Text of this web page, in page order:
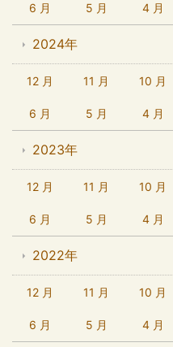
6 月 5 月 4 月
2024年
12 月 11 月 10 月
6 月 5 月 4 月
2023年
12 月 11 月 10 月
6 月 5 月 4 月
2022年
12 月 11 月 10 月
6 月 5 月 4 月